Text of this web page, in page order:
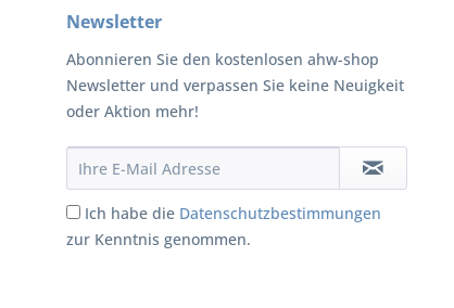
Newsletter
Abonnieren Sie den kostenlosen ahw-shop
Newsletter und verpassen Sie keine Neuigkeit
oder Aktion mehr!
Ich habe die Datenschutzbestimmungen
zur Kenntnis genommen.